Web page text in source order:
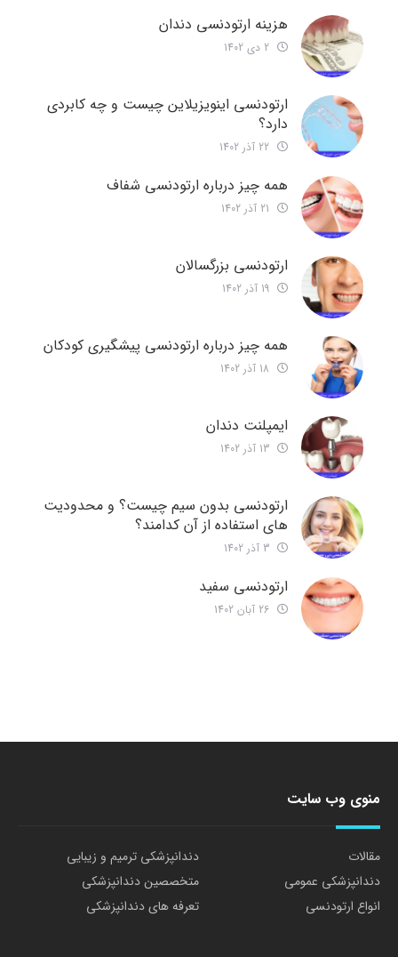
هزینه ارتودنسی دندان
ارتودنسی اینویزیلاین چیست و چه کابردی
دارد؟
همه چیز درباره ارتودنسی شفاف
ارتودنسی بزرگسالان
همه چیز درباره ارتودنسی پیشگیری کودکان
ایمپلنت دندان
ارتودنسی بدون سیم چیست؟ و محدودیت
های استفاده از آن کدامند؟
ارتودنسی سفید
منوی وب سایت
مقالات
دندانپزشکی ترمیم و زیبایی
دندانپزشکی عمومی
متخصصین دندانپزشکی
انواع ارتودنسی
تعرفه های دندانپزشکی